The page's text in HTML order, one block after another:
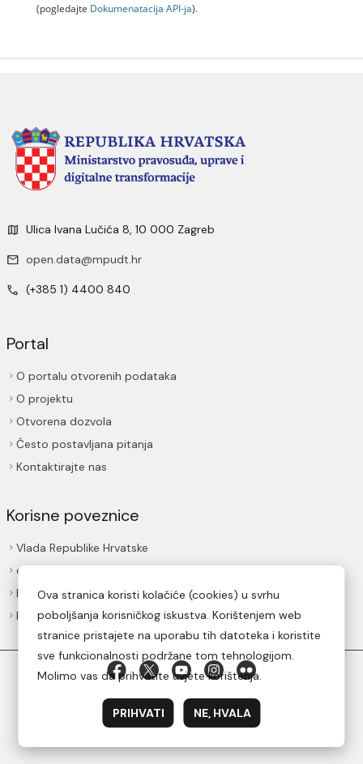
(pogledajte Dokumenаtаcijа API-jа).